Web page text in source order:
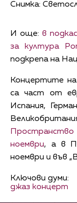
Снимка:
И още: в
за култура
подкрепа на
Концертите
са част от
Испания,
Пространство
ноември, а в
ноември и във
Ключови думи:
джаз концерт